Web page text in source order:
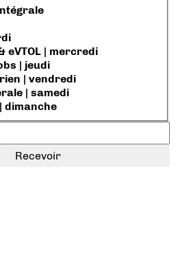
eVTOL | mercredi
| jeudi
| vendredi
| samedi
dimanche